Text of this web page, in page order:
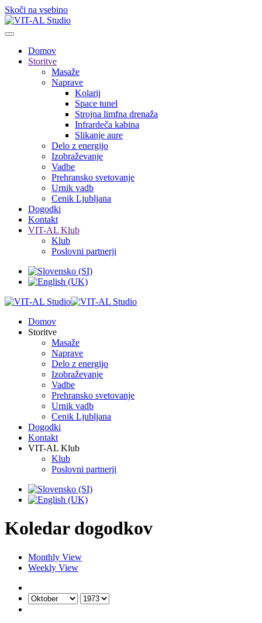
Skoči na vsebino
Domov
Storitve
Masaže
Naprave
Kolarij
Space tunel
Strojna limfna drenaža
Infrardeča kabina
Slikanje aure
Delo z energijo
Izobraževanje
Vadbe
Prehransko svetovanje
Urnik vadb
Cenik Ljubljana
Dogodki
Kontakt
VIT-AL Klub
Klub
Poslovni partnerji
Domov
Storitve
Masaže
Naprave
Delo z energijo
Izobraževanje
Vadbe
Prehransko svetovanje
Urnik vadb
Cenik Ljubljana
Dogodki
Kontakt
VIT-AL Klub
Klub
Poslovni partnerji
Koledar dogodkov
Monthly View
Weekly View